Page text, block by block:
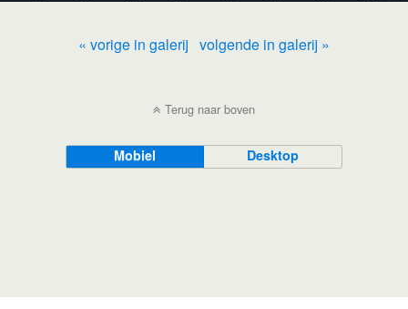
« vorige in galerij volgende in galerij »
Terug naar boven
Mobiel Desktop